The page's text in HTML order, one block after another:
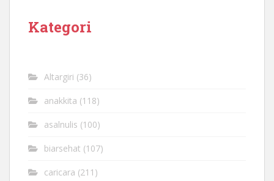
Kategori
Altargiri (36)
anakkita (118)
asalnulis (100)
biarsehat (107)
caricara (211)